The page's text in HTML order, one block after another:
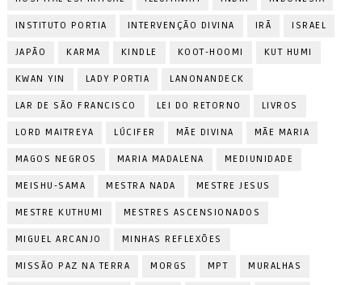
INSTITUTO PORTIA INTERVENÇÃO DIVINA IRÃ ISRAEL
JAPÃO KARMA KINDLE KOOT-HOOMI KUT HUMI
KWAN YIN LADY PORTIA LANONANDECK
LAR DE SÃO FRANCISCO LEI DO RETORNO LIVROS
LORD MAITREYA LÚCIFER MÃE DIVINA MÃE MARIA
MAGOS NEGROS MARIA MADALENA MEDIUNIDADE
MEISHU-SAMA MESTRA NADA MESTRE JESUS
MESTRE KUTHUMI MESTRES ASCENSIONADOS
MIGUEL ARCANJO MINHAS REFLEXÕES
MISSÃO PAZ NA TERRA MORGS MPT MURALHAS